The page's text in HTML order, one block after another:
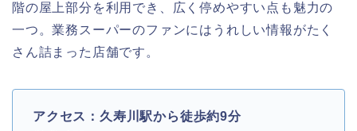
階の屋上部分を利用でき、広く停めやすい点も魅力の
一つ。業務スーパーのファンにはうれしい情報がたく
さん詰まった店舗です。
アクセス：久寿川駅から徒歩約9分